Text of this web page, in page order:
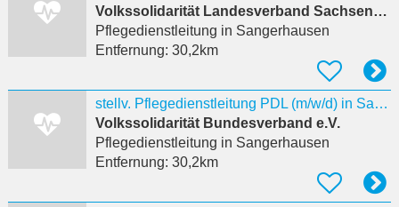
Volkssolidarität Landesverband Sachsen-Anhalt e.V.
Pflegedienstleitung in Sangerhausen
Entfernung: 30,2km
stellv. Pflegedienstleitung PDL (m/w/d) in Sangerhausen
Volkssolidarität Bundesverband e.V.
Pflegedienstleitung in Sangerhausen
Entfernung: 30,2km